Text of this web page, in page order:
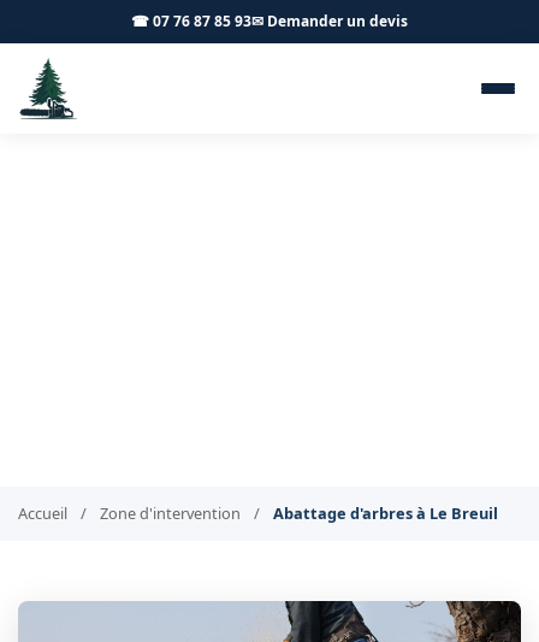
☎ 07 76 87 85 93✉ Demander un devis
Accueil / Zone d'intervention / Abattage d'arbres à Le Breuil